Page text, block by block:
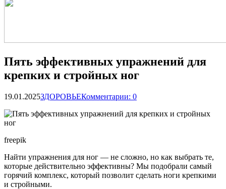
Пять эффективных упражнений для
крепких и стройных ног
19.01.2025ЗДОРОВЬЕКомментарии: 0
freepik
Найти упражнения для ног — не сложно, но как выбрать те,
которые действительно эффективны? Мы подобрали самый
горячий комплекс, который позволит сделать ноги крепкими
и стройными.